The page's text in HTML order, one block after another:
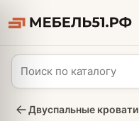
Двуспальные кровати